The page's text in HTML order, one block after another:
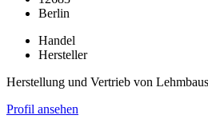
Berlin
Handel
Hersteller
Herstellung und Vertrieb von
Profil ansehen